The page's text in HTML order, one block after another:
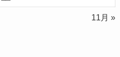
11月 »